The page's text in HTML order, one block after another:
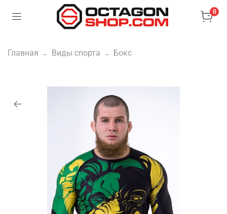
0
Главная Виды спорта Бокс